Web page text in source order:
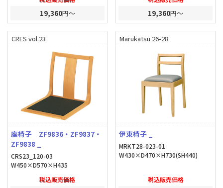
19,360円～ 19,360円～
CRES vol.23
座椅子 ZF9836・ZF9837・
ZF9838 _
CRS23_120-03
W450×D570×H435
税込販売価格
Marukatsu 26-28
伊東椅子 _
MRKT28-023-01
W430×D470×H730(SH440)
税込販売価格